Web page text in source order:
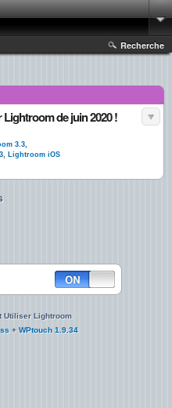
Recherche
Lightroom de juin 2020 !
3.3,
, Lightroom iOS
Utiliser Lightroom
+ WPtouch 1.9.34